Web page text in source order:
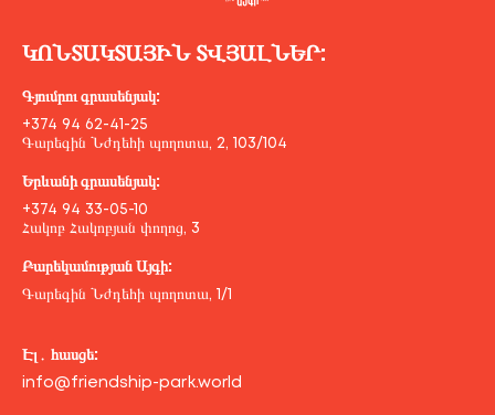
ԿՈՆՏԱԿՏԱՅԻՆ ՏՎՅԱԼՆԵՐ:
Գյումրու գրասենյակ:
+374 94 62-41-25
Գարեգին Նժդեհի պողոտա, 2, 103/104
Երևանի գրասենյակ:
+374 94 33-05-10
Հակոբ Հակոբյան փողոց, 3
Բարեկամության Այգի:
Գարեգին Նժդեհի պողոտա, 1/1
Էլ․ հասցե:
info@friendship-park.world